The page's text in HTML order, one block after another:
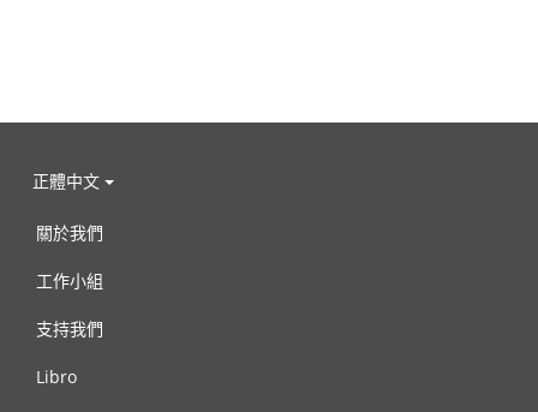
正體中文
關於我們
工作小組
支持我們
Libro